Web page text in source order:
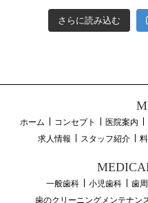
さらに読み込む
ホーム コンセプト 医院案内
求人情報
スタッフ紹介
一般歯科 小児歯科 歯
歯のクリーニングメンテナン